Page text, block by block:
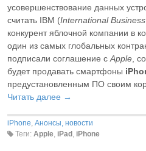
усовершенствование данных
считать IBM (International
конкурент яблочной компании в
один из самых глобальных
подписали соглашение с Apple ,
будет продавать смартфоны
предустановленным ПО своим
Читать далее →
iPhone, Анонсы, новости
Теги: Apple, iPad , iPhone